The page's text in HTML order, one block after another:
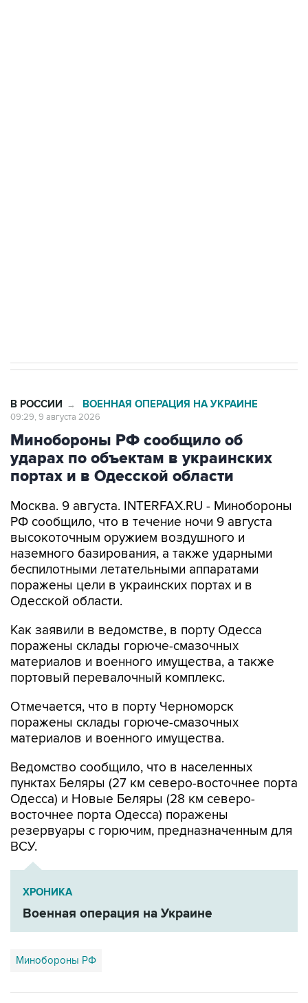
В РОССИИ → ВОЕННАЯ ОПЕРАЦИЯ НА УКРАИНЕ
09:29, 9 августа 2026
Минобороны РФ сообщило об
ударах по объектам в украинских
портах и в Одесской области
Москва. 9 августа. INTERFAX.RU - Минобороны
РФ сообщило, что в течение ночи 9 августа
высокоточным оружием воздушного и
наземного базирования, а также ударными
беспилотными летательными аппаратами
поражены цели в украинских портах и в
Одесской области.
Как заявили в ведомстве, в порту Одесса
поражены склады горюче-смазочных
материалов и военного имущества, а также
портовый перевалочный комплекс.
Отмечается, что в порту Черноморск
поражены склады горюче-смазочных
материалов и военного имущества.
Ведомство сообщило, что в населенных
пунктах Беляры (27 км северо-восточнее порта
Одесса) и Новые Беляры (28 км северо-
восточнее порта Одесса) поражены
резервуары с горючим, предназначенным для
ВСУ.
ХРОНИКА
Военная операция на Украине
Минобороны РФ